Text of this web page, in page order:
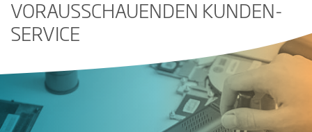
ORAUSSCHAUENDEN KUNDEN-S
ERVICE